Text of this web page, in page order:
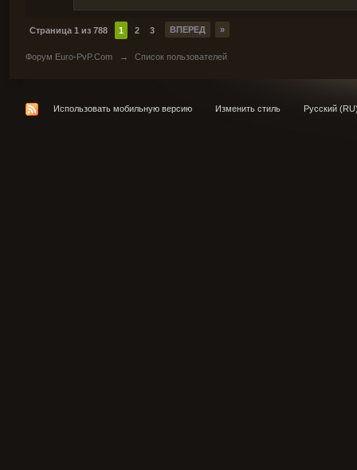
Страница 1 из 788 1 2 3 ВПЕРЕД »
Форум Euro-PvP.Com → Список пользователей
Использовать мобильную версию Изменить стиль Русский